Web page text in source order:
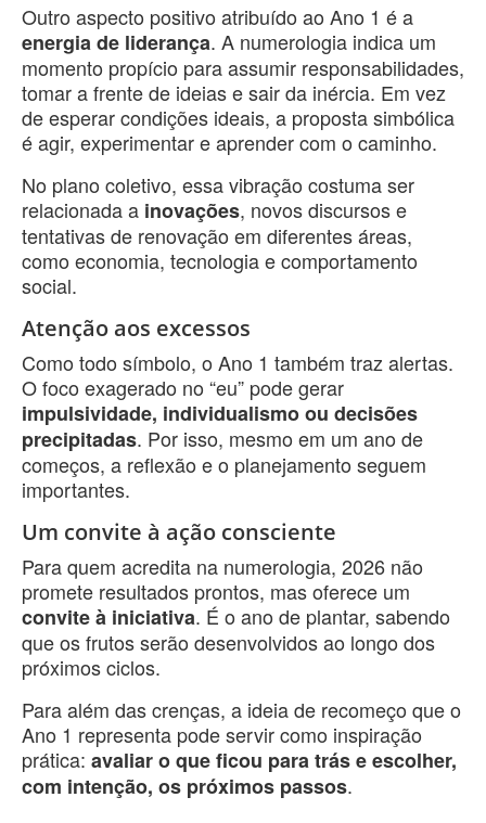
Outro aspecto positivo atribuído ao Ano 1 é a
energia de liderança. A numerologia indica um
momento propício para assumir responsabilidades,
tomar a frente de ideias e sair da inércia. Em vez
de esperar condições ideais, a proposta simbólica
é agir, experimentar e aprender com o caminho.
No plano coletivo, essa vibração costuma ser
relacionada a inovações, novos discursos e
tentativas de renovação em diferentes áreas,
como economia, tecnologia e comportamento
social.
Atenção aos excessos
Como todo símbolo, o Ano 1 também traz alertas.
O foco exagerado no “eu” pode gerar
impulsividade, individualismo ou decisões
precipitadas. Por isso, mesmo em um ano de
começos, a reflexão e o planejamento seguem
importantes.
Um convite à ação consciente
Para quem acredita na numerologia, 2026 não
promete resultados prontos, mas oferece um
convite à iniciativa. É o ano de plantar, sabendo
que os frutos serão desenvolvidos ao longo dos
próximos ciclos.
Para além das crenças, a ideia de recomeço que o
Ano 1 representa pode servir como inspiração
prática: avaliar o que ficou para trás e escolher,
com intenção, os próximos passos.